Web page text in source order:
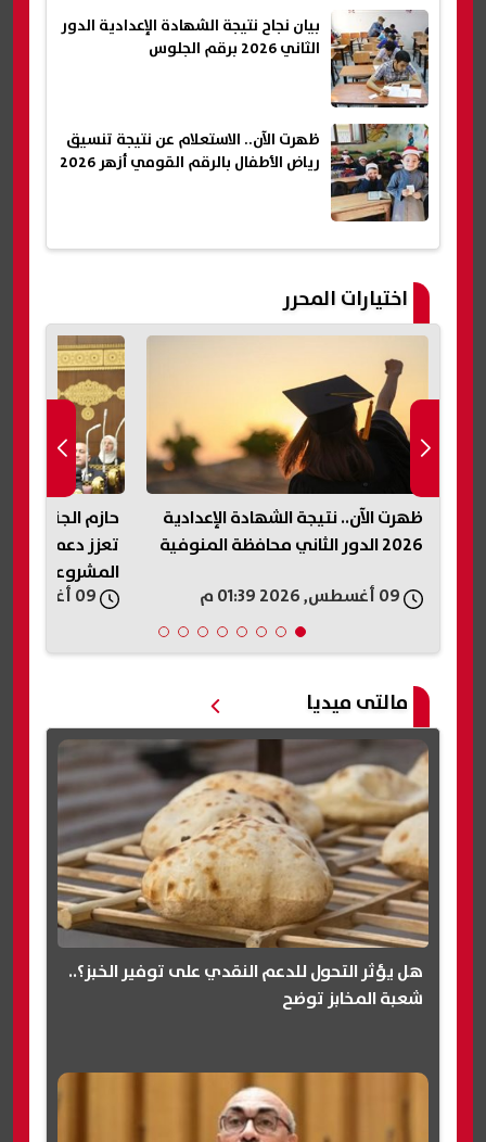
بيان نجاح نتيجة الشهادة الإعدادية الدور
الثاني 2026 برقم الجلوس
ظهرت الآن.. الاستعلام عن نتيجة تنسيق
رياض الأطفال بالرقم القومي أزهر 2026
اختيارات المحرر
ظهرت الآن.. نتيجة الشهادة الإعدادية
2026 الدور الثاني محافظة المنوفية
حازم الجندي:
تعزز دعم
المشروعات
مالتى ميديا
هل يؤثر التحول للدعم النقدي على توفير الخبز؟..
شعبة المخابز توضح